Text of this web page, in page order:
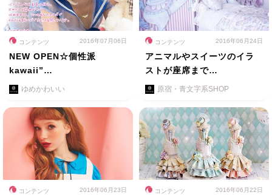
コンテンツ 2016年07月06日
NEW OPEN☆個性派
kawaii”…
ゆめかわいい
コンテンツ 2016年06月24日
アニマルやスイーツのイラ
ストが座席まで…
原宿・青文字系SHOP
コンテンツ 2016年06月23日 コンテンツ 2016年06月22日